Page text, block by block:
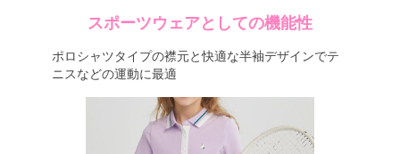
スポーツウェアとしての機能性
ポロシャツタイプの襟元と快適な半袖デザインでテ
ニスなどの運動に最適